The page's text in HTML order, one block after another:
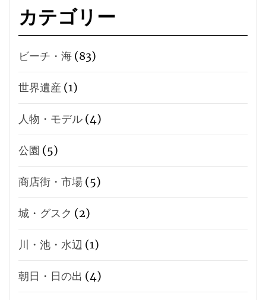
カテゴリー
ビーチ・海 (83)
世界遺産 (1)
人物・モデル (4)
公園 (5)
商店街・市場 (5)
城・グスク (2)
川・池・水辺 (1)
朝日・日の出 (4)